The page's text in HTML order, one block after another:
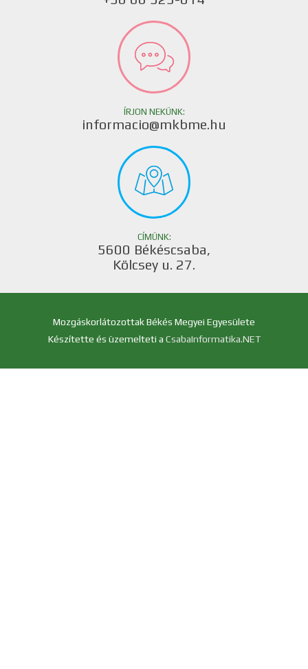
ÍRJON NEKÜNK:
informacio@mkbme.hu
CÍMÜNK:
5600 Békéscsaba,
Kölcsey u. 27.
Mozgáskorlátozottak Békés Megyei Egyesülete
Készítette és üzemelteti a CsabaInformatika.NET